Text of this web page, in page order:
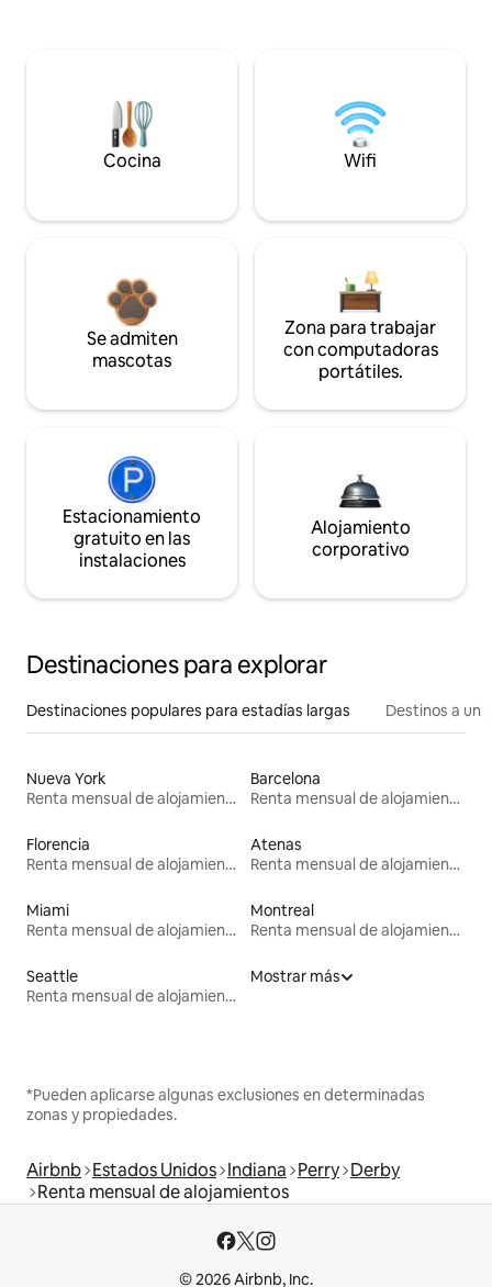
Cocina Wifi
Se admiten
mascotas
Zona para trabajar
con computadoras
portátiles.
Estacionamiento
gratuito en las
instalaciones
Alojamiento
corporativo
Destinaciones para explorar
Destinaciones populares para estadías largas Destinos a un
Nueva York
Renta mensual de alojamientos
Barcelona
Renta mensual de alojamientos
Florencia
Renta mensual de alojamientos
Atenas
Renta mensual de alojamientos
Miami
Renta mensual de alojamientos
Montreal
Renta mensual de alojamientos
Seattle
Renta mensual de alojamientos
Mostrar más
*Pueden aplicarse algunas exclusiones en determinadas
zonas y propiedades.
Airbnb Estados Unidos Indiana Perry Derby
Renta mensual de alojamientos
© 2026 Airbnb, Inc.